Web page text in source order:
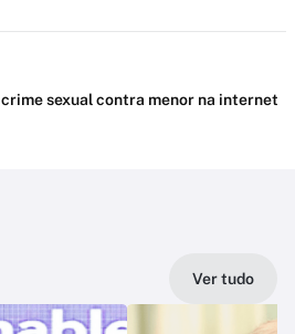
sexual contra menor na internet
Ver tudo